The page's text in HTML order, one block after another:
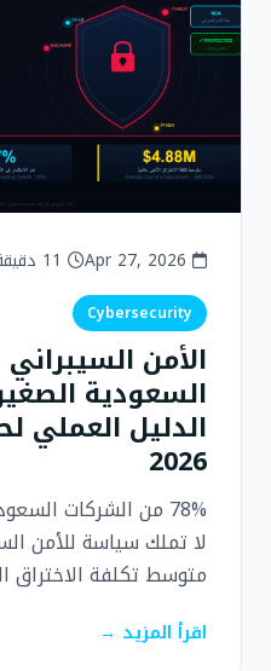
Cybersecurity
الأمن
السعودية
الدليل العملي
2026
78% من الشركات
لا تملك سياسة للأمن
متوسط تكلفة الاختراق الواحد
اقرأ المزيد →